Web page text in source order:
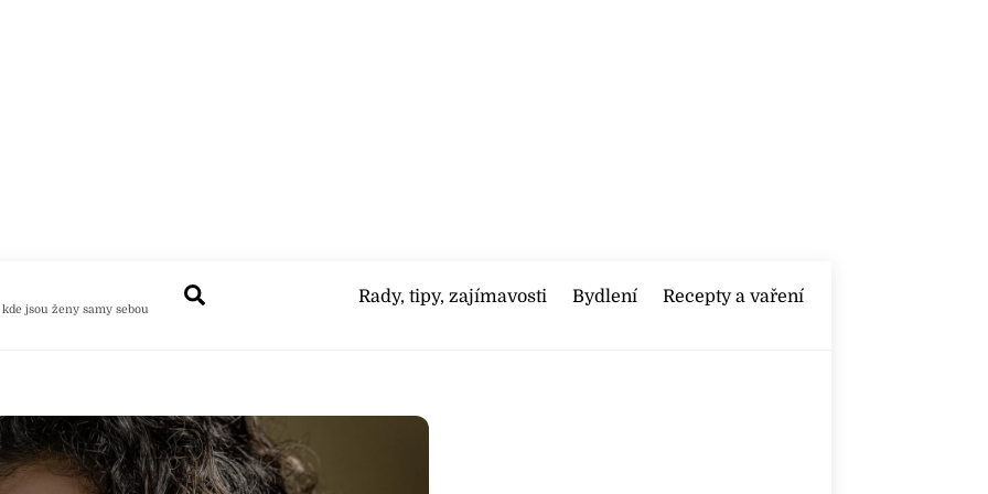
kde jsou ženy samy sebou
Rady, tipy, zajímavosti Bydlení Recepty a vaření